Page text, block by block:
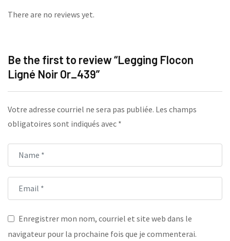
There are no reviews yet.
Be the first to review “Legging Flocon
Ligné Noir Or_439”
Votre adresse courriel ne sera pas publiée. Les champs
obligatoires sont indiqués avec *
Enregistrer mon nom, courriel et site web dans le
navigateur pour la prochaine fois que je commenterai.